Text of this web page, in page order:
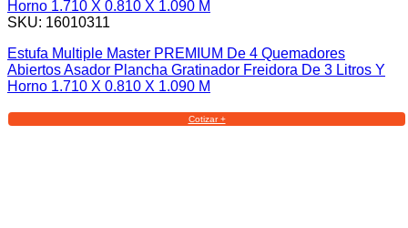
SKU: 16010311
Estufa Multiple Master PREMIUM De 4 Quemadores
Abiertos Asador Plancha Gratinador Freidora De 3 Litros Y
Horno 1.710 X 0.810 X 1.090 M
Cotizar +